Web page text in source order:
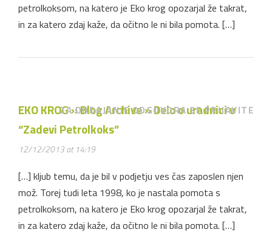
petrolkoksom, na katero je Eko krog opozarjal že takrat,
in za katero zdaj kaže, da očitno le ni bila pomota. […]
EKO KROG » Blog Archive » Delo o uradnici v
“Zadevi Petrolkoks”
12/12/2013 at 14:19
ZA DODAJANJE ODGOVORA SE PRIJAVITE
[…] kljub temu, da je bil v podjetju ves čas zaposlen njen
mož. Torej tudi leta 1998, ko je nastala pomota s
petrolkoksom, na katero je Eko krog opozarjal že takrat,
in za katero zdaj kaže, da očitno le ni bila pomota. […]